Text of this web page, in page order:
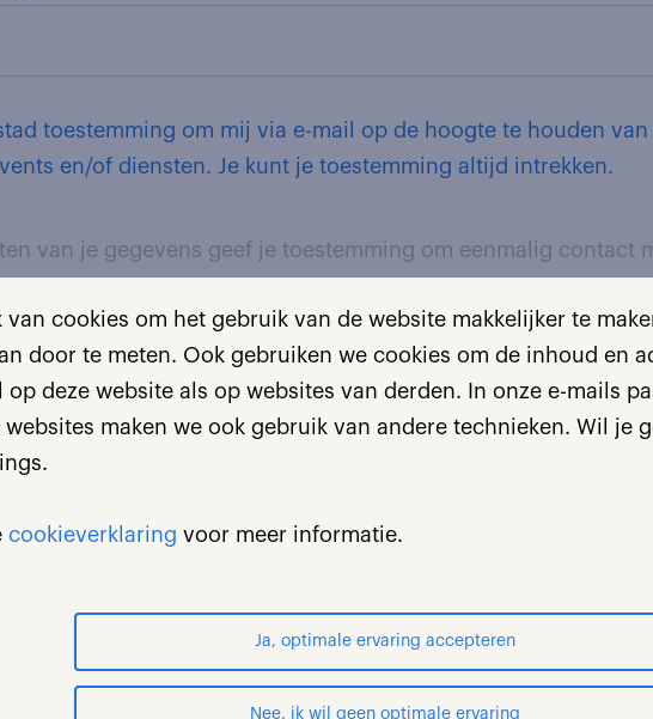
cookies om het gebruik van de website makkelijker te
door te meten. Ook gebruiken we cookies om de inhoud en
deze website als op websites van derden. In onze e-mails
maken we ook gebruik van andere technieken. Wil je
cookieverklaring voor meer informatie.
Ja, optimale ervaring accepteren
Nee, ik wil geen optimale ervaring
mij via e-mail op de hoogte te houden van Randstad-nieuws, acties
producten, events en/of diensten. Je kunt je toestemming altijd intrekken.
van je gegevens geef je toestemming om eenmalig contact
te behandelen en aan jouw verzoek(en) te voldoen, verwerkt
Meer informatie over de verwerking van jouw
je in ons privacy statement.